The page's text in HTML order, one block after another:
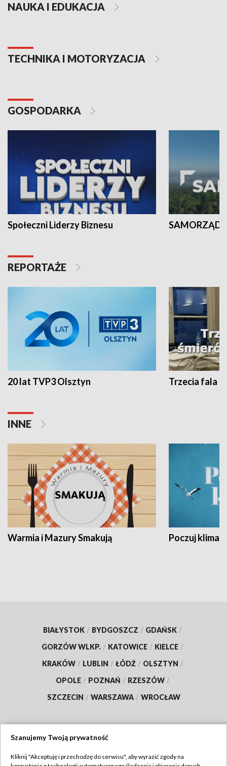
NAUKA I EDUKACJA
TECHNIKA I MOTORYZACJA
GOSPODARKA
Społeczni Liderzy Biznesu SAMORZĄD
REPORTAŻE
20 lat TVP3 Olsztyn Trzecia fala -
INNE
Warmia i Mazury Smakują Poczuj klimat
BIAŁYSTOK / BYDGOSZCZ / GDAŃSK /
GORZÓW WLKP. / KATOWICE / KIELCE /
KRAKÓW / LUBLIN / ŁÓDŹ / OLSZTYN /
OPOLE / POZNAŃ / RZESZÓW /
SZCZECIN / WARSZAWA / WROCŁAW
Szanujemy Twoją prywatność
Kliknij "Akceptuję i przechodzę do serwisu", aby wyrazić zgody na